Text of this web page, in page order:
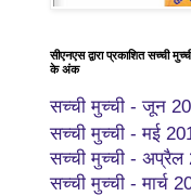
सीएनएस द्वारा प्रकाशित सच्ची
के अंक
सच्ची मुच्ची - जून
सच्ची मुच्ची - मई
सच्ची मुच्ची - अप्रैल
सच्ची मुच्ची - मार्च